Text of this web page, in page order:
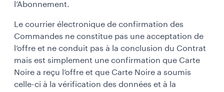
l’Abonnement.
Le courrier électronique de confirmation des
Commandes ne constitue pas une acceptation de
l’offre et ne conduit pas à la conclusion du Contrat
mais est simplement une confirmation que Carte
Noire a reçu l’offre et que Carte Noire a soumis
celle-ci à la vérification des données et à la